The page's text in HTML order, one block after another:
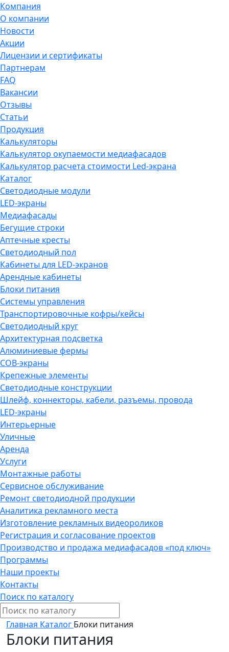
Компания
О компании
Новости
Акции
Лицензии и сертификаты
Партнерам
FAQ
Вакансии
Отзывы
Статьи
Продукция
Калькуляторы
Калькулятор окупаемости медиафасадов
Калькулятор расчета стоимости Led-экрана
Каталог
Светодиодные модули
LED-экраны
Медиафасады
Бегущие строки
Аптечные кресты
Светодиодный пол
Кабинеты для LED-экранов
Арендные кабинеты
Блоки питания
Системы управления
Транспортировочные кофры/кейсы
Светодиодный круг
Архитектурная подсветка
Алюминиевые фермы
COB-экраны
Крепежные элементы
Светодиодные конструкции
Шлейф, коннекторы, кабели, разъемы, провода
LED-экраны
Интерьерные
Уличные
Аренда
Услуги
Монтажные работы
Сервисное обслуживание
Ремонт светодиодной продукции
Аналитика рекламного места
Изготовление рекламных видеороликов
Регистрация и согласование проектов
Производство и продажа медиафасадов «под ключ»
Программы
Наши проекты
Контакты
Поиск по каталогу
Главная Каталог Блоки питания
Блоки питания